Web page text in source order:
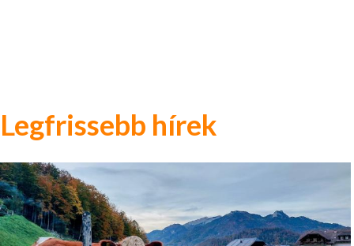
Legfrissebb hírek